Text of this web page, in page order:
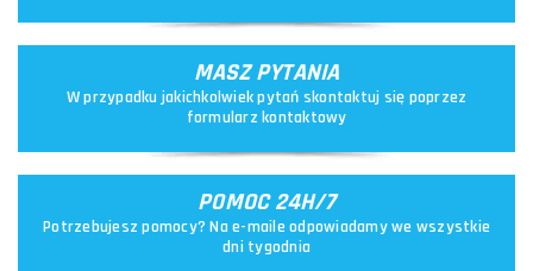
MASZ PYTANIA
W przypadku jakichkolwiek pytań skontaktuj się poprzez
formularz kontaktowy
POMOC 24H/7
Potrzebujesz pomocy? Na e-maile odpowiadamy we wszystkie
dni tygodnia